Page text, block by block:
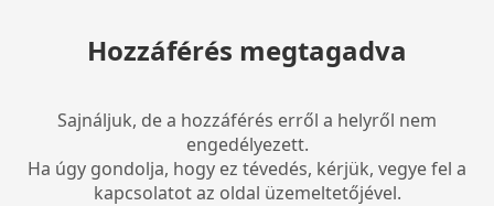
Hozzáférés megtagadva
Sajnáljuk, de a hozzáférés erről a helyről nem
engedélyezett.
Ha úgy gondolja, hogy ez tévedés, kérjük, vegye fel a
kapcsolatot az oldal üzemeltetőjével.